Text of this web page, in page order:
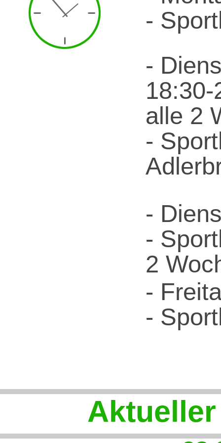
-
-
alle 2
-
-
-
2
-
-